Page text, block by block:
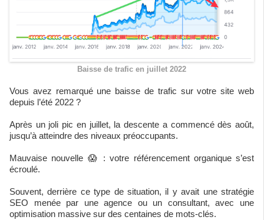
Baisse de trafic en juillet 2022
Vous avez remarqué une baisse de trafic sur votre site web
depuis l’été 2022 ?
Après un joli pic en juillet, la descente a commencé dès août,
jusqu’à atteindre des niveaux préoccupants.
Mauvaise nouvelle 😱 : votre référencement organique s’est
écroulé.
Souvent, derrière ce type de situation, il y avait une stratégie
SEO menée par une agence ou un consultant, avec une
optimisation massive sur des centaines de mots-clés.